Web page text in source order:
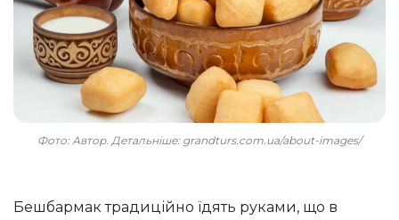
Фото: Автор. Детальніше: grandturs.com.ua/about-images/
Бешбармак традиційно їдять руками, що в